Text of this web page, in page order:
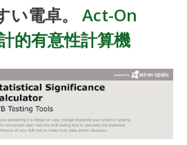
い電卓。 Act-On
的有意性計算機